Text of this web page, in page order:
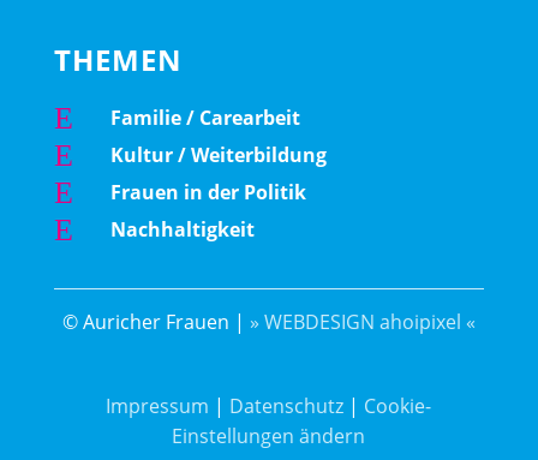
THEMEN
E Familie / Carearbeit
E Kultur / Weiterbildung
E Frauen in der Politik
E Nachhaltigkeit
© Auricher Frauen | » WEBDESIGN ahoipixel «
Impressum | Datenschutz | Cookie-
Einstellungen ändern